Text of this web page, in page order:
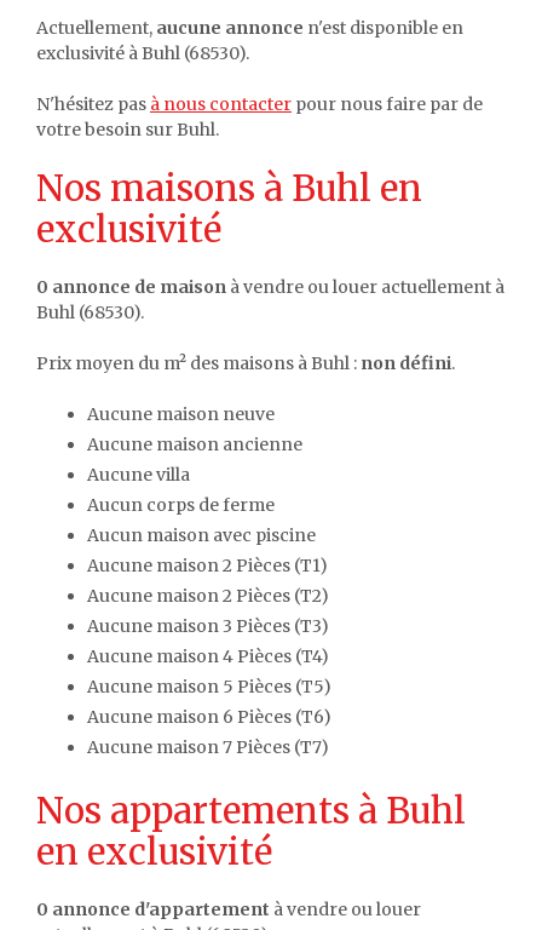
Actuellement, aucune annonce n'est disponible en
exclusivité à Buhl (68530).
N'hésitez pas à nous contacter pour nous faire par de
votre besoin sur Buhl.
Nos maisons à Buhl en
exclusivité
0 annonce de maison à vendre ou louer actuellement à
Buhl (68530).
Prix moyen du m² des maisons à Buhl : non défini.
Aucune maison neuve
Aucune maison ancienne
Aucune villa
Aucun corps de ferme
Aucun maison avec piscine
Aucune maison 2 Pièces (T1)
Aucune maison 2 Pièces (T2)
Aucune maison 3 Pièces (T3)
Aucune maison 4 Pièces (T4)
Aucune maison 5 Pièces (T5)
Aucune maison 6 Pièces (T6)
Aucune maison 7 Pièces (T7)
Nos appartements à Buhl
en exclusivité
0 annonce d'appartement à vendre ou louer